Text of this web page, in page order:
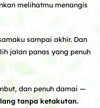
melihatmu menangis
sampai akhir. Dan
jalan panas yang penuh
dan penuh damai —
tanpa ketakutan.